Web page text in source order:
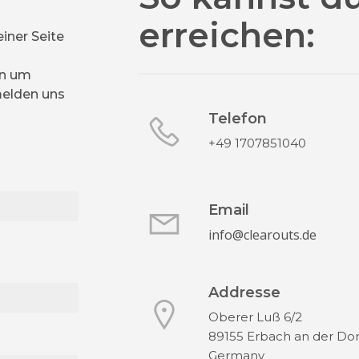
Seite
um
uns
erreichen:
Telefon
+49 1707851040
Email
info@clearouts.de
Addresse
Oberer Luß 6/2
89155 Erbach an der
Germany